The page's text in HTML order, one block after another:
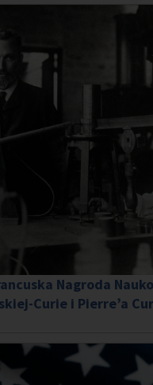
Nagroda
Curie i Pierre’a